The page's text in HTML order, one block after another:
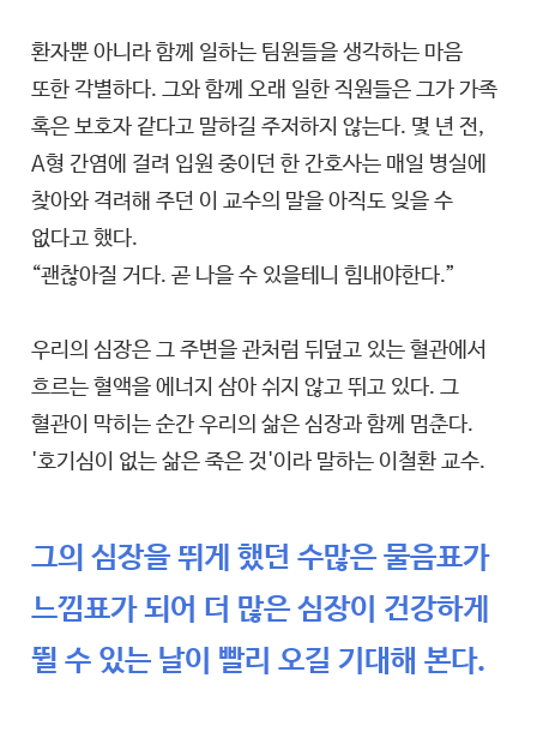
환자뿐 아니라 함께 일하는 팀원들을 생각하는 마음
또한 각별하다. 그와 함께 오래 일한 직원들은 그가 가족
혹은 보호자 같다고 말하길 주저하지 않는다. 몇 년 전,
A형 간염에 걸려 입원 중이던 한 간호사는 매일 병실에
찾아와 격려해 주던 이 교수의 말을 아직도 잊을 수
없다고 했다.
“괜찮아질 거다. 곧 나을 수 있을테니 힘내야한다.”
우리의 심장은 그 주변을 관처럼 뒤덮고 있는 혈관에서
흐르는 혈액을 에너지 삼아 쉬지 않고 뛰고 있다. 그
혈관이 막히는 순간 우리의 삶은 심장과 함께 멈춘다.
'호기심이 없는 삶은 죽은 것'이라 말하는 이철환 교수.
그의 심장을 뛰게 했던 수많은 물음표가
느낌표가 되어 더 많은 심장이 건강하게
뛸 수 있는 날이 빨리 오길 기대해 본다.